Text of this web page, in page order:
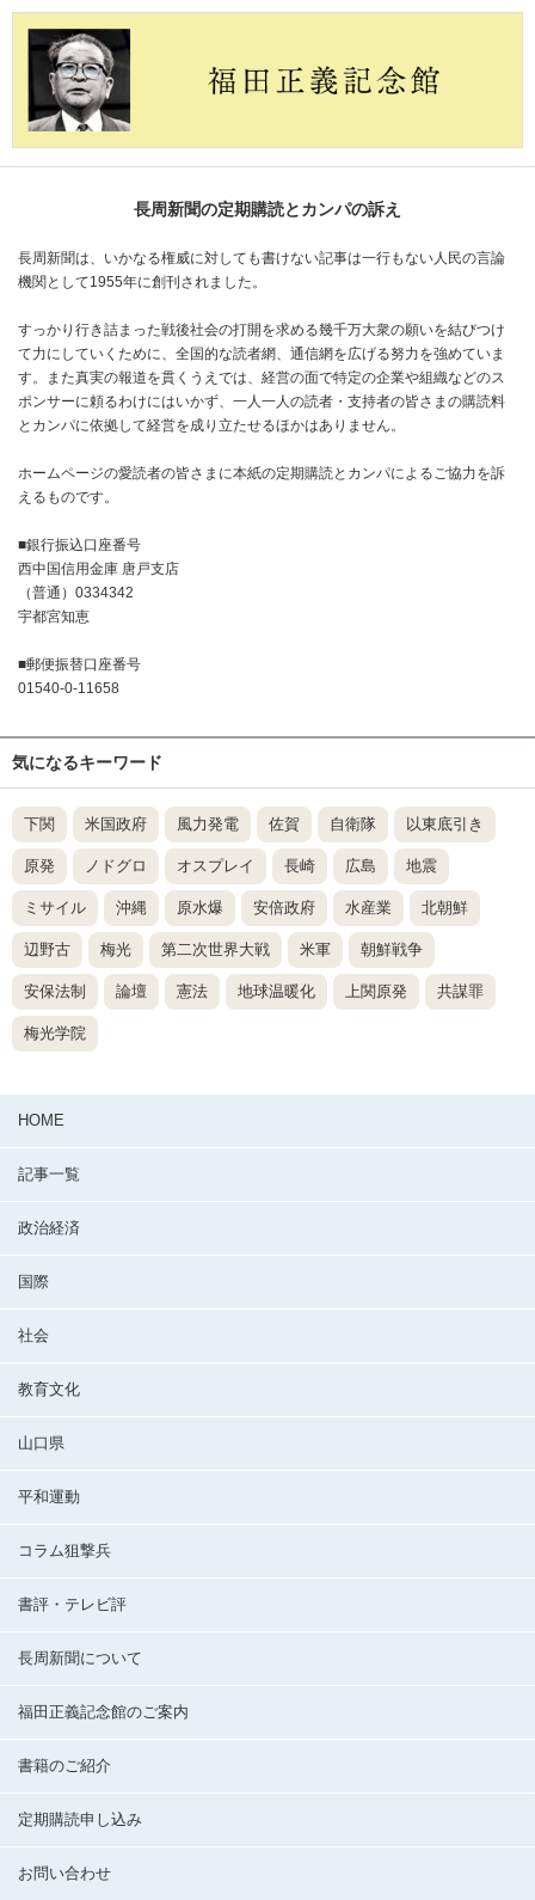
長周新聞の定期購読とカンパの訴え
長周新聞は、いかなる権威に対しても書けない記事は一行もない人民の言論
機関として1955年に創刊されました。
すっかり行き詰まった戦後社会の打開を求める幾千万大衆の願いを結びつけ
て力にしていくために、全国的な読者網、通信網を広げる努力を強めていま
す。また真実の報道を貫くうえでは、経営の面で特定の企業や組織などのス
ポンサーに頼るわけにはいかず、一人一人の読者・支持者の皆さまの購読料
とカンパに依拠して経営を成り立たせるほかはありません。
ホームページの愛読者の皆さまに本紙の定期購読とカンパによるご協力を訴
えるものです。
■銀行振込口座番号
西中国信用金庫 唐戸支店
（普通）0334342
宇都宮知恵
■郵便振替口座番号
01540-0-11658
気になるキーワード
下関 米国政府 風力発電 佐賀 自衛隊 以東底引き
原発 ノドグロ オスプレイ 長崎 広島 地震
ミサイル 沖縄 原水爆 安倍政府 水産業 北朝鮮
辺野古 梅光 第二次世界大戦 米軍 朝鮮戦争
安保法制 論壇 憲法 地球温暖化 上関原発 共謀罪
梅光学院
HOME
記事一覧
政治経済
国際
社会
教育文化
山口県
平和運動
コラム狙撃兵
書評・テレビ評
長周新聞について
福田正義記念館のご案内
書籍のご紹介
定期購読申し込み
お問い合わせ